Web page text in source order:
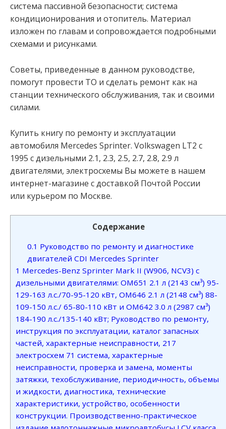
система пассивной безопасности; система
кондиционирования и отопитель. Материал
изложен по главам и сопровождается подробными
схемами и рисунками.
Советы, приведенные в данном руководстве,
помогут провести ТО и сделать ремонт как на
станции технического обслуживания, так и своими
силами.
Купить книгу по ремонту и эксплуатации
автомобиля Mercedes Sprinter. Volkswagen LT2 c
1995 с дизельными 2.1, 2.3, 2.5, 2.7, 2.8, 2.9 л
двигателями, электросхемы Вы можете в нашем
интернет-магазине с доставкой Почтой России
или курьером по Москве.
Содержание
0.1 Руководство по ремонту и диагностике
двигателей CDI Mercedes Sprinter
1 Mercedes-Benz Sprinter Mark II (W906, NCV3) с
дизельными двигателями: OM651 2.1 л (2143 см³) 95-
129-163 л.с./70-95-120 кВт, OM646 2.1 л (2148 см³) 88-
109-150 л.с./ 65-80-110 кВт и OM642 3.0 л (2987 см³)
184-190 л.с./135-140 кВт; Руководство по ремонту,
инструкция по эксплуатации, каталог запасных
частей, характерные неисправности, 217
электросхем 71 система, характерные
неисправности, проверка и замена, моменты
затяжки, техобслуживание, периодичность, объемы
и жидкости, диагностика, технические
характеристики, устройство, особенности
конструкции. Производственно-практическое